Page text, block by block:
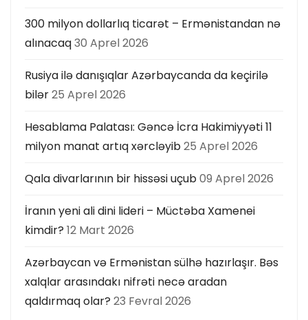
300 milyon dollarlıq ticarət – Ermənistandan nə
alınacaq30 Aprel 2026
Rusiya ilə danışıqlar Azərbaycanda da keçirilə
bilər25 Aprel 2026
Hesablama Palatası: Gəncə İcra Hakimiyyəti 11
milyon manat artıq xərcləyib25 Aprel 2026
Qala divarlarının bir hissəsi uçub09 Aprel 2026
İranın yeni ali dini lideri – Müctəba Xamenei
kimdir? 12 Mart 2026
Azərbaycan və Ermənistan sülhə hazırlaşır. Bəs
xalqlar arasındakı nifrəti necə aradan
qaldırmaq olar? 23 Fevral 2026